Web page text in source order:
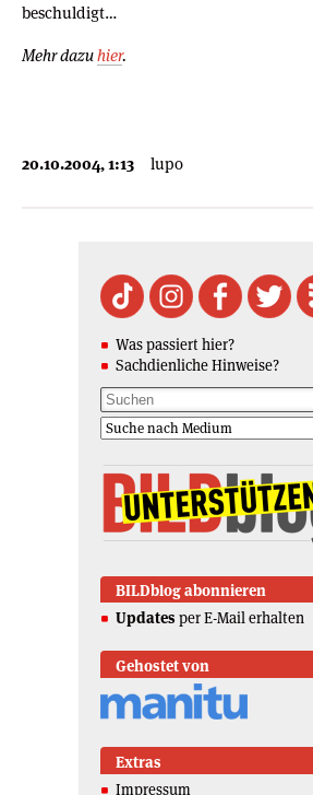
beschuldigt…
Mehr dazuhier.
20.10.2004, 1:13 lupo
Was passiert hier?
Sachdienliche Hinweise?
BILDblog abonnieren
Updates per E-Mail erhalten
Gehostet von
Extras
Impressum